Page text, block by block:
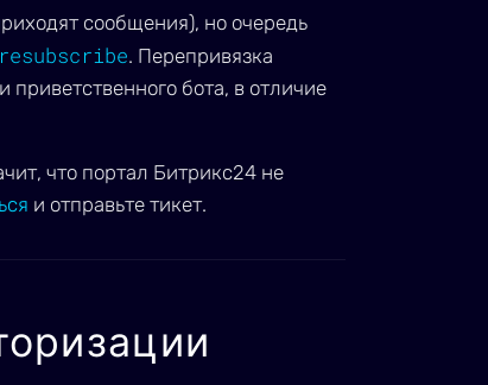
сообщения), но очередь
. Перепривязка
приветственного бота, в отличие
что портал Битрикс24 не
и отправьте тикет.